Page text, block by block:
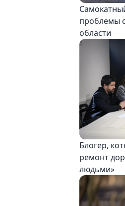
проблемы
области
Блогер,
ремонт
людьми»